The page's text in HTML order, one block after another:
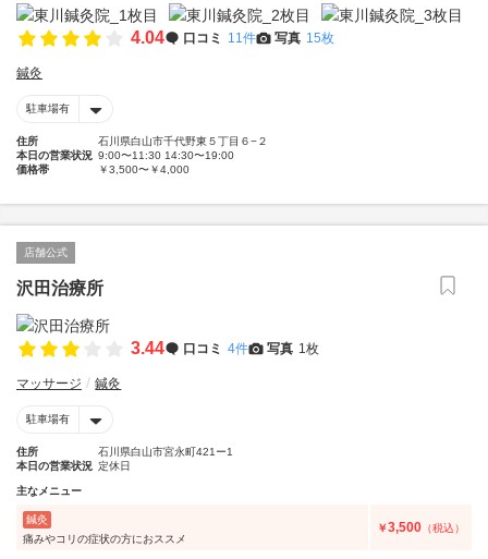
4.04 口コミ 11件 写真 15枚
鍼灸
駐車場有
住所
石川県白山市千代野東５丁目６−２
本日の営業状況 9:00〜11:30 14:30〜19:00
価格帯
￥3,500〜￥4,000
店舗公式
沢田治療所
3.44 口コミ 4件 写真 1枚
マッサージ 鍼灸
駐車場有
住所
石川県白山市宮永町421ー1
本日の営業状況 定休日
主なメニュー
鍼灸
痛みやコリの症状の方におススメ
￥3,500 （税込）